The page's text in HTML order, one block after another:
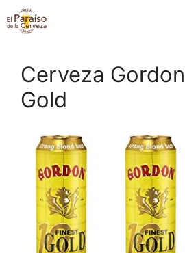
Saltar
al
Cerveza
Gold